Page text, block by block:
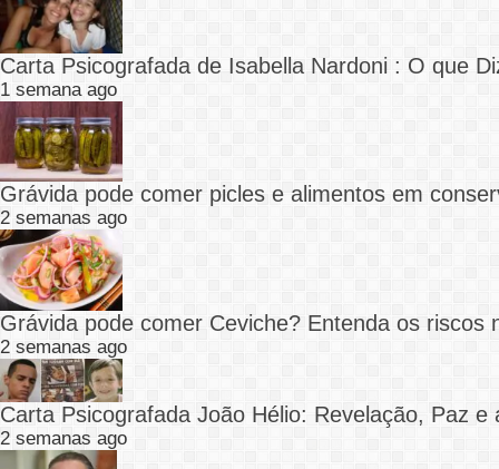
Carta Psicografada de Isabella Nardoni : O que
1 semana ago
Grávida pode comer picles e alimentos em
2 semanas ago
Grávida pode comer Ceviche? Entenda os riscos
2 semanas ago
Carta Psicografada João Hélio: Revelação, Paz e
2 semanas ago